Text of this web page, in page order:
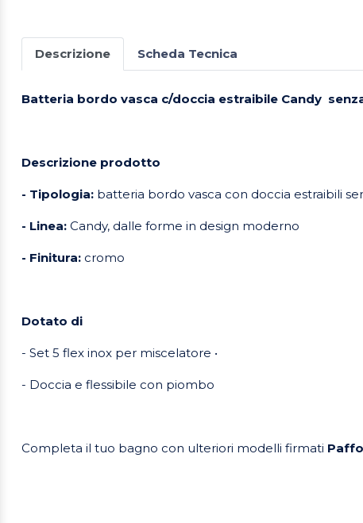
Descrizione Scheda Tecnica
Batteria bordo vasca c/doccia estraibile Candy
Descrizione prodotto
- Tipologia: batteria bordo vasca con doccia estraibili
- Linea: Candy, dalle forme in design moderno
- Finitura: cromo
Dotato di
- Set 5 flex inox per miscelatore •
- Doccia e flessibile con piombo
Completa il tuo bagno con ulteriori modelli firmati